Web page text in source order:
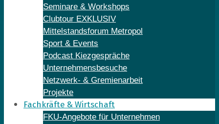
Seminare & Workshops
Clubtour EXKLUSIV
Mittelstandsforum Metropol
Sport & Events
Podcast Kiezgespräche
Unternehmensbesuche
Netzwerk- & Gremienarbeit
Projekte
Fachkräfte & Wirtschaft
FKU-Angebote für Unternehmen